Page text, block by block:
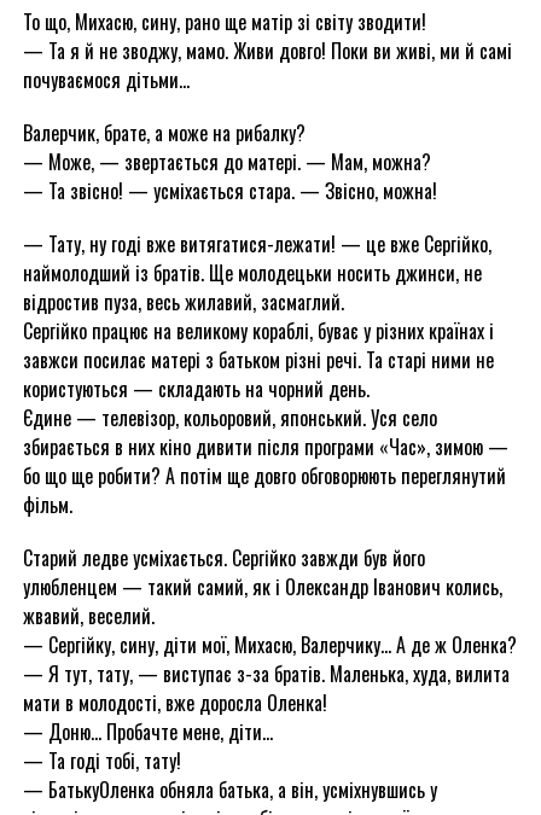
То що, Михасю, сину, рано ще матір зі світу зводити!
— Та я й не зводжу, мамо. Живи довго! Поки ви живі, ми й самі
почуваємося дітьми…
Валерчик, брате, а може на рибалку?
— Може, — звертається до матері. — Мам, можна?
— Та звісно! — усміхається стара. — Звісно, можна!
— Тату, ну годі вже витягатися-лежати! — це вже Сергійко,
наймолодший із братів. Ще молодецьки носить джинси, не
відростив пуза, весь жилавий, засмаглий.
Сергійко працює на великому кораблі, буває у різних країнах і
завжси посилає матері з батьком різні речі. Та старі ними не
користуються — складають на чорний день.
Єдине — телевізор, кольоровий, японський. Уся село
збирається в них кіно дивити після програми «Час», зимою —
бо що ще робити? А потім ще довго обговорюють переглянутий
фільм.
Старий ледве усміхається. Сергійко завжди був його
улюбленцем — такий самий, як і Олександр Іванович колись,
жвавий, веселий.
— Сергійку, сину, діти мої, Михасю, Валерчику… А де ж Оленка?
— Я тут, тату, — виступає з-за братів. Маленька, худа, вилита
мати в молодості, вже доросла Оленка!
— Доню… Пробачте мене, діти…
— Та годі тобі, тату!
— БатькуОленка обняла батька, а він, усміхнувшись у